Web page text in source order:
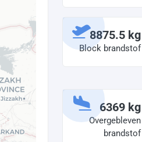
8875.5 kg
Block brandstof
6369 kg
Overgebleven
brandstof